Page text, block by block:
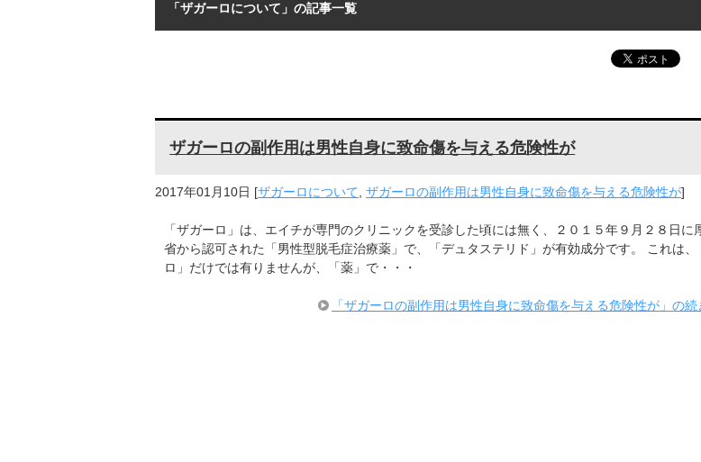
「ザガーロについて」の記事一覧
ザガーロの副作用は男性自身に致命傷を与える危険性が
2017年01月10日 [ザガーロについて ザガーロの副作用は男性自身に致命傷を与える危険性が]
「ザガーロ」は、エイチが専門のクリニックを受診した頃には無く、２０１５年９月２８日に
省から認可された「男性型脱毛症治療薬」で、「デュタステリド」が有効成分です。 これは、
ロ」だけでは有りませんが、「薬」で・・・
「ザガーロの副作用は男性自身に致命傷を与える危険性が」の